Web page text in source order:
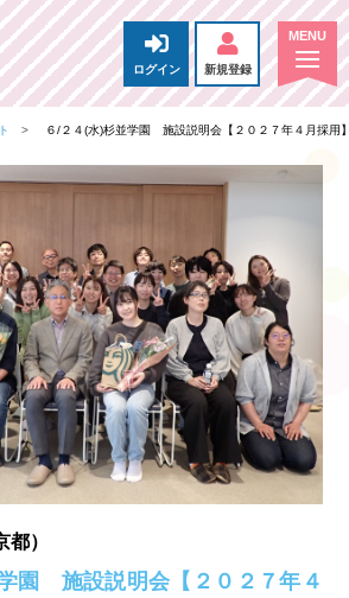
ログイン 新規登録
６/２４(水)杉並学園 施設説明会【２０２７年４月採用
）
園 施設説明会【２０２７年４